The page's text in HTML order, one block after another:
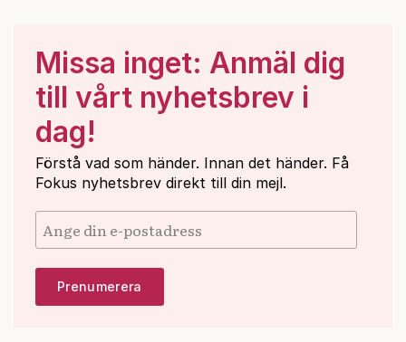
Missa inget: Anmäl dig
till vårt nyhetsbrev i
dag!
Förstå vad som händer. Innan det händer. Få
Fokus nyhetsbrev direkt till din mejl.